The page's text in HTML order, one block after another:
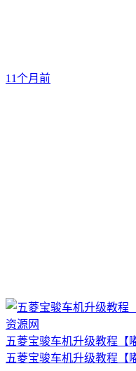
11个月前
五菱宝骏车机升级教程【
五菱宝骏车机升级教程【